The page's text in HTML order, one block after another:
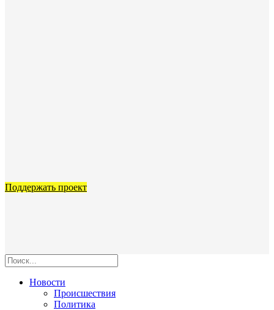
Поддержать проект
Новости
Происшествия
Политика